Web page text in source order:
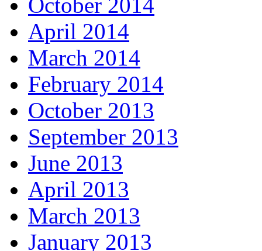
April 2014
March 2014
February 2014
October 2013
September 2013
June 2013
April 2013
March 2013
January 2013